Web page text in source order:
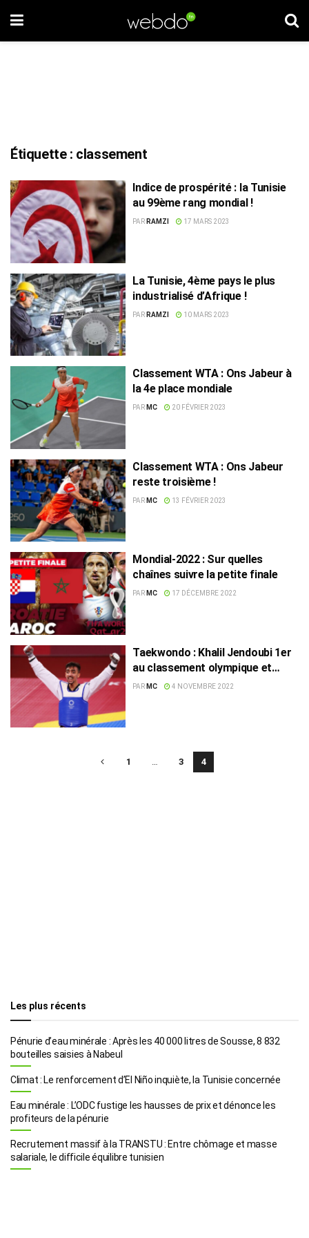
Étiquette : classement
Indice de prospérité : la Tunisie
au 99ème rang mondial !
PAR RAMZI 17 MARS 2023
La Tunisie, 4ème pays le plus
industrialisé d’Afrique !
PAR RAMZI 10 MARS 2023
Classement WTA : Ons Jabeur à
la 4e place mondiale
PAR MC 20 FÉVRIER 2023
Classement WTA : Ons Jabeur
reste troisième !
PAR MC 13 FÉVRIER 2023
Mondial-2022 : Sur quelles
chaînes suivre la petite finale
PAR MC 17 DÉCEMBRE 2022
Taekwondo : Khalil Jendoubi 1er
au classement olympique et
3ème mondial
PAR MC 4 NOVEMBRE 2022
1 … 3 4
Les plus récents
Pénurie d’eau minérale : Après les 40 000 litres de Sousse, 8 832
bouteilles saisies à Nabeul
Climat : Le renforcement d’El Niño inquiète, la Tunisie concernée
Eau minérale : L’ODC fustige les hausses de prix et dénonce les
profiteurs de la pénurie
Recrutement massif à la TRANSTU : Entre chômage et masse
salariale, le difficile équilibre tunisien